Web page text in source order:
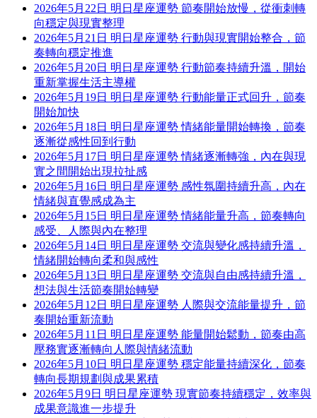
2026年5月22日 明日星座運勢 節奏開始放慢，從衝刺轉
向穩定與現實整理
2026年5月21日 明日星座運勢 行動與現實開始整合，節
奏轉向穩定推進
2026年5月20日 明日星座運勢 行動節奏持續升溫，開始
重新掌握生活主導權
2026年5月19日 明日星座運勢 行動能量正式回升，節奏
開始加快
2026年5月18日 明日星座運勢 情緒能量開始轉換，節奏
逐漸從感性回到行動
2026年5月17日 明日星座運勢 情緒逐漸轉強，內在與現
實之間開始出現拉扯感
2026年5月16日 明日星座運勢 感性氛圍持續升高，內在
情緒與直覺感成為主
2026年5月15日 明日星座運勢 情緒能量升高，節奏轉向
感受、人際與內在整理
2026年5月14日 明日星座運勢 交流與變化感持續升溫，
情緒開始轉向柔和與感性
2026年5月13日 明日星座運勢 交流與自由感持續升溫，
想法與生活節奏開始轉變
2026年5月12日 明日星座運勢 人際與交流能量提升，節
奏開始重新流動
2026年5月11日 明日星座運勢 能量開始鬆動，節奏由高
壓務實逐漸轉向人際與情緒流動
2026年5月10日 明日星座運勢 穩定能量持續深化，節奏
轉向長期規劃與成果累積
2026年5月9日 明日星座運勢 現實節奏持續穩定，效率與
成果意識進一步提升